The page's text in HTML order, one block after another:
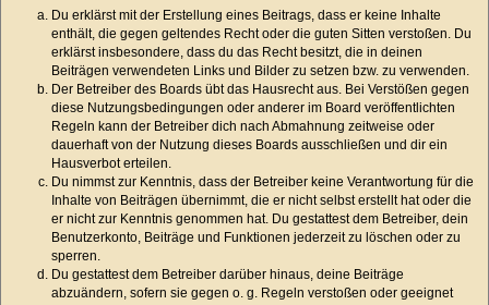
Du erklärst mit der Erstellung eines Beitrags, dass er keine Inhalte
enthält, die gegen geltendes Recht oder die guten Sitten verstoßen. Du
erklärst insbesondere, dass du das Recht besitzt, die in deinen
Beiträgen verwendeten Links und Bilder zu setzen bzw. zu verwenden.
Der Betreiber des Boards übt das Hausrecht aus. Bei Verstößen gegen
diese Nutzungsbedingungen oder anderer im Board veröffentlichten
Regeln kann der Betreiber dich nach Abmahnung zeitweise oder
dauerhaft von der Nutzung dieses Boards ausschließen und dir ein
Hausverbot erteilen.
Du nimmst zur Kenntnis, dass der Betreiber keine Verantwortung für die
Inhalte von Beiträgen übernimmt, die er nicht selbst erstellt hat oder die
er nicht zur Kenntnis genommen hat. Du gestattest dem Betreiber, dein
Benutzerkonto, Beiträge und Funktionen jederzeit zu löschen oder zu
sperren.
Du gestattest dem Betreiber darüber hinaus, deine Beiträge
abzuändern, sofern sie gegen o. g. Regeln verstoßen oder geeignet